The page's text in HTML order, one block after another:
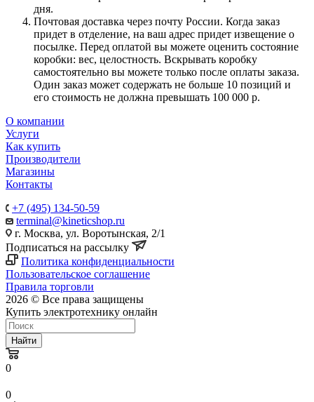
дня.
Почтовая доставка через почту России. Когда заказ
придет в отделение, на ваш адрес придет извещение о
посылке. Перед оплатой вы можете оценить состояние
коробки: вес, целостность. Вскрывать коробку
самостоятельно вы можете только после оплаты заказа.
Один заказ может содержать не больше 10 позиций и
его стоимость не должна превышать 100 000 р.
О компании
Услуги
Как купить
Производители
Магазины
Контакты
+7 (495) 134-50-59
terminal@kineticshop.ru
г. Москва, ул. Воротынская, 2/1
Подписаться на рассылку
Политика конфиденциальности
Пользовательское соглашение
Правила торговли
2026 © Все права защищены
Купить электротехнику онлайн
Найти
0
0